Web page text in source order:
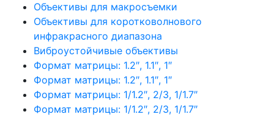
Объективы для макросъемки
Объективы для коротковолнового
инфракрасного диапазона
Виброустойчивые объективы
Формат матрицы: 1.2″, 1.1″, 1″
Формат матрицы: 1.2″, 1.1″, 1″
Формат матрицы: 1/1.2″, 2/3, 1/1.7″
Формат матрицы: 1/1.2″, 2/3, 1/1.7″